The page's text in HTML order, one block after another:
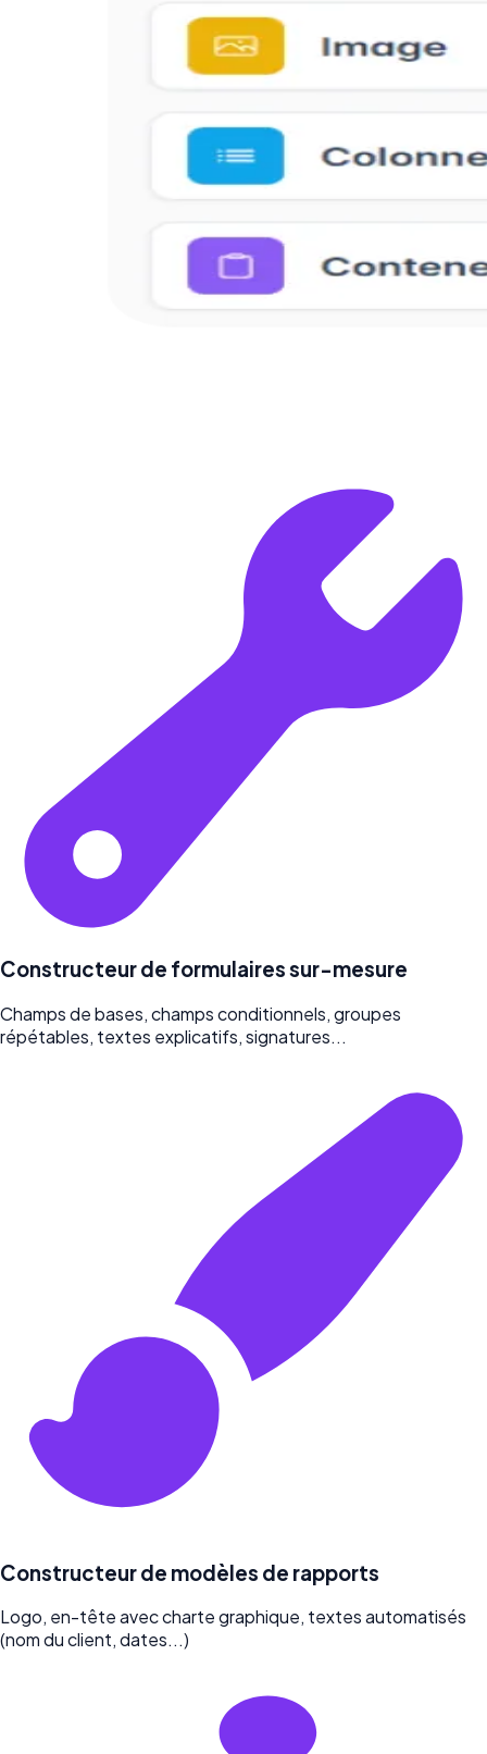
Constructeur de formulaires sur-mesure
Champs de bases, champs conditionnels, groupes
répétables, textes explicatifs, signatures...
Constructeur de modèles de rapports
Logo, en-tête avec charte graphique, textes automatisés
(nom du client, dates...)